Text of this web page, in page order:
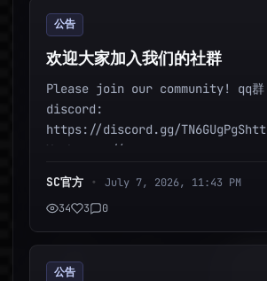
公告
欢迎大家加入我们的社群
Please join our community! qq群
discord:
https://discord.gg/
X: https://x...
SC官方 •
July 7, 2026, 11:43 PM
34
3 0
公告